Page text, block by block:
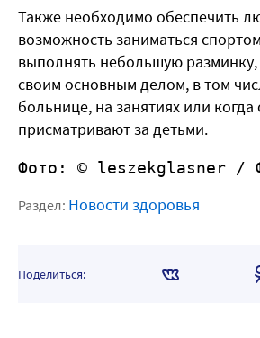
Также необходимо обеспечить
возможность заниматься
выполнять небольшую разминку,
своим основным делом, в том
больнице, на занятиях или когда
присматривают за детьми.
Фото: © leszekglasner /
Раздел: Новости здоровья
Поделиться: